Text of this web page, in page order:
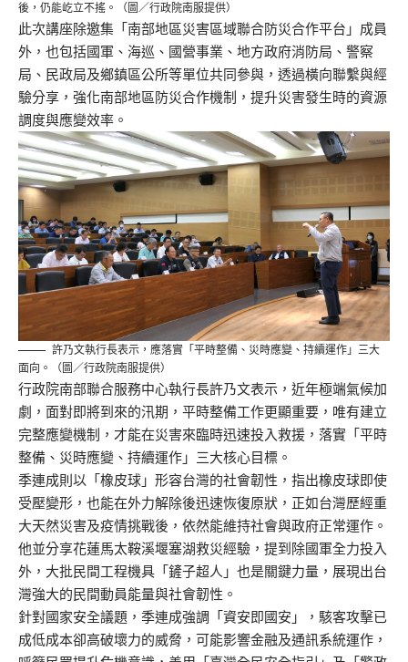
後，仍能屹立不搖。（圖／行政院南服提供）
此次講座除邀集「南部地區災害區域聯合防災合作平台」成員
外，也包括國軍、海巡、國營事業、地方政府消防局、警察
局、民政局及鄉鎮區公所等單位共同參與，透過橫向聯繫與經
驗分享，強化南部地區防災合作機制，提升災害發生時的資源
調度與應變效率。
許乃文執行長表示，應落實「平時整備、災時應變、持續運作」三大
面向。（圖／行政院南服提供）
行政院南部聯合服務中心執行長許乃文表示，近年極端氣候加
劇，面對即將到來的汛期，平時整備工作更顯重要，唯有建立
完整應變機制，才能在災害來臨時迅速投入救援，落實「平時
整備、災時應變、持續運作」三大核心目標。
季連成則以「橡皮球」形容台灣的社會韌性，指出橡皮球即使
受壓變形，也能在外力解除後迅速恢復原狀，正如台灣歷經重
大天然災害及疫情挑戰後，依然能維持社會與政府正常運作。
他並分享花蓮馬太鞍溪堰塞湖救災經驗，提到除國軍全力投入
外，大批民間工程機具「鏟子超人」也是關鍵力量，展現出台
灣強大的民間動員能量與社會韌性。
針對國家安全議題，季連成強調「資安即國安」，駭客攻擊已
成低成本卻高破壞力的威脅，可能影響金融及通訊系統運作，